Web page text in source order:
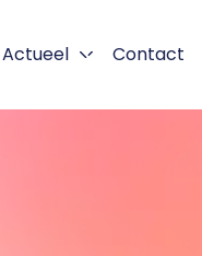
Actueel Contact